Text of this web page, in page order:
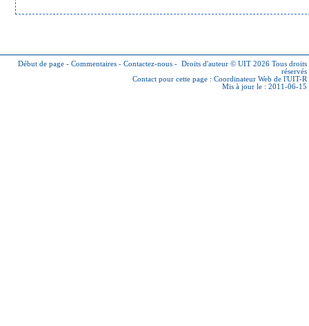
Début de page - Commentaires - Contactez-nous - Droits d'auteur © UIT 2026 Tous droits
réservés
Contact pour cette page : Coordinateur Web de l'UIT-R
Mis à jour le : 2011-06-15